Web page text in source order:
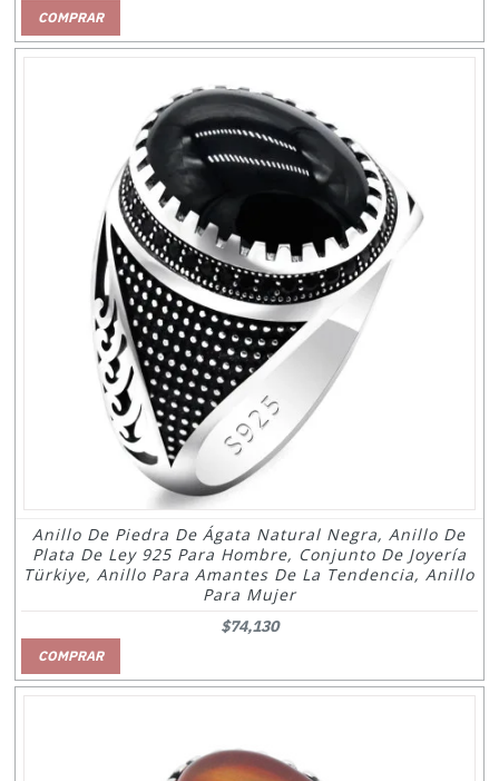
COMPRAR
Anillo De Piedra De Ágata Natural Negra, Anillo De
Plata De Ley 925 Para Hombre, Conjunto De Joyería
Türkiye, Anillo Para Amantes De La Tendencia, Anillo
Para Mujer
$74,130
COMPRAR